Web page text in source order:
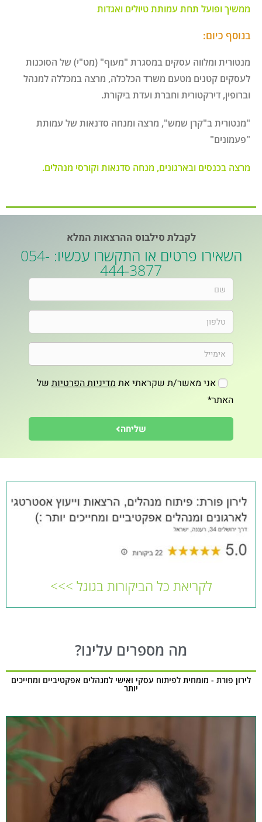
ממשיך ופועל תחת עמותת טיולים ואגדות
בנוסף כיום:
מנטורית ומלווה עסקים במסגרת "מעוף" (מט"י) של הסוכנות
לעסקים קטנים מטעם משרד הכלכלה, מרצה במכללה למנהל
וברופין, דירקטורית וחברת ועדת ביקורת.
"מנטורית ב"קרן שמש", מרצה ומנחה סדנאות של עמותת
"פעמונים"
מרצה בכנסים ובארגונים, מנחה סדנאות וקורסי מנהלים.
לקבלת סילבוס ההרצאות המלא
השאירו פרטים או התקשרו עכשיו: 054-
444-3877
אני מאשר/ת שקראתי אתמדיניות הפרטיותשל
האתר*
שליחה
לקריאת כל הביקורות בגוגל >>>
מה מספרים עלינו?
לירון פורת - מומחית לפיתוח עסקי ואישי למנהלים אפקטיביים ומחייכים
יותר